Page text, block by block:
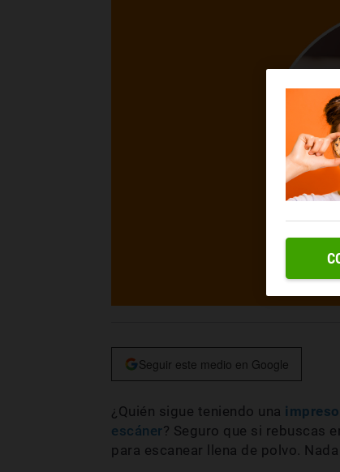
Seguir este medio en Google
¿Quién sigue teniendo una
escáner? Seguro que si rebuscas
para escanear llena de polvo. Nada